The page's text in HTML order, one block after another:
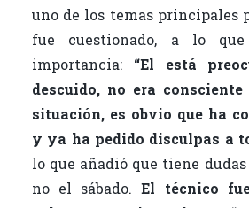
uno de los temas principales
fue cuestionado, a lo
importancia:“El está
descuido, no era
situación, es obvio que ha
y ya ha pedido disculpas a
lo que añadió que tiene
no el sábado.El técnico